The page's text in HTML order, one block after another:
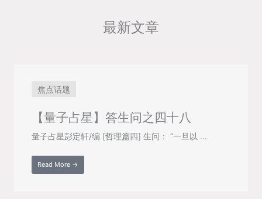
最新文章
焦点话题
【量子占星】答生问之四十八
量子占星彭定轩/编 [哲理篇四] 生问： “一旦以 ...
Read More →